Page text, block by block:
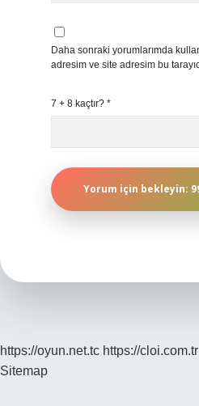
Daha sonraki yorumlarımda
adresim ve site adresim bu
7 + 8 kaçtır? *
https://oyun.net.tc https://cloi.com.tr
Sitemap